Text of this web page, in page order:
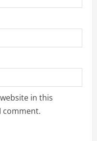
in this
comment.